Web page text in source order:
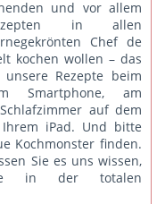
und vor allem
in allen
Chef de
kochen wollen – das
Rezepte beim
Smartphone, am
auf dem
iPad. Und bitte
Kochmonster finden.
Sie es uns wissen,
in der totalen